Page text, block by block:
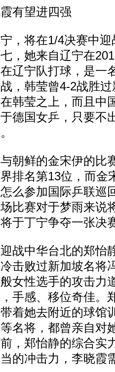
有望进四强
将在1/4决赛中迎
，她来自辽宁在
辽宁队打球，是一
，韩莹曾4-2战胜
韩莹之上，而且中
德国女乒，只要不
鲜的金宋伊的比
排名第13位，而金
么参加国际乒联巡
比赛对于梦雨来说
于丁宁争夺一张决
中华台北的郑怡
击败过新加坡名将
女性选手的攻击力
手感、移位奇佳。
着她去附近的球馆
名将，都曾亲自对
，郑怡静的综合实
的冲击力，李晓霞